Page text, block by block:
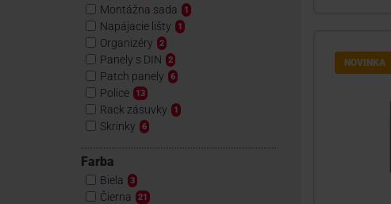
Montážna sada 1
Napájacie lišty 1
Organizéry 2
Panely s DIN 2
Patch panely 6
Police 13
Rack zásuvky 1
Skrinky 6
Farba
Biela 3
Čierna 21
NOVINKA